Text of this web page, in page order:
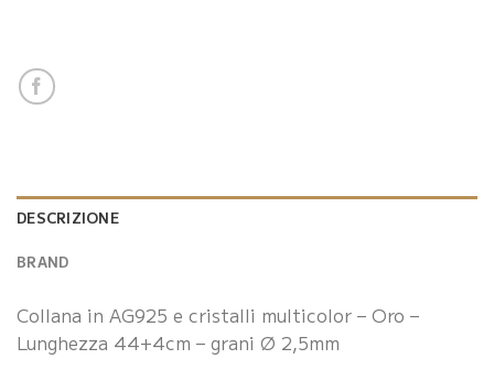
DESCRIZIONE
BRAND
Collana in AG925 e cristalli multicolor – Oro –
Lunghezza 44+4cm – grani Ø 2,5mm